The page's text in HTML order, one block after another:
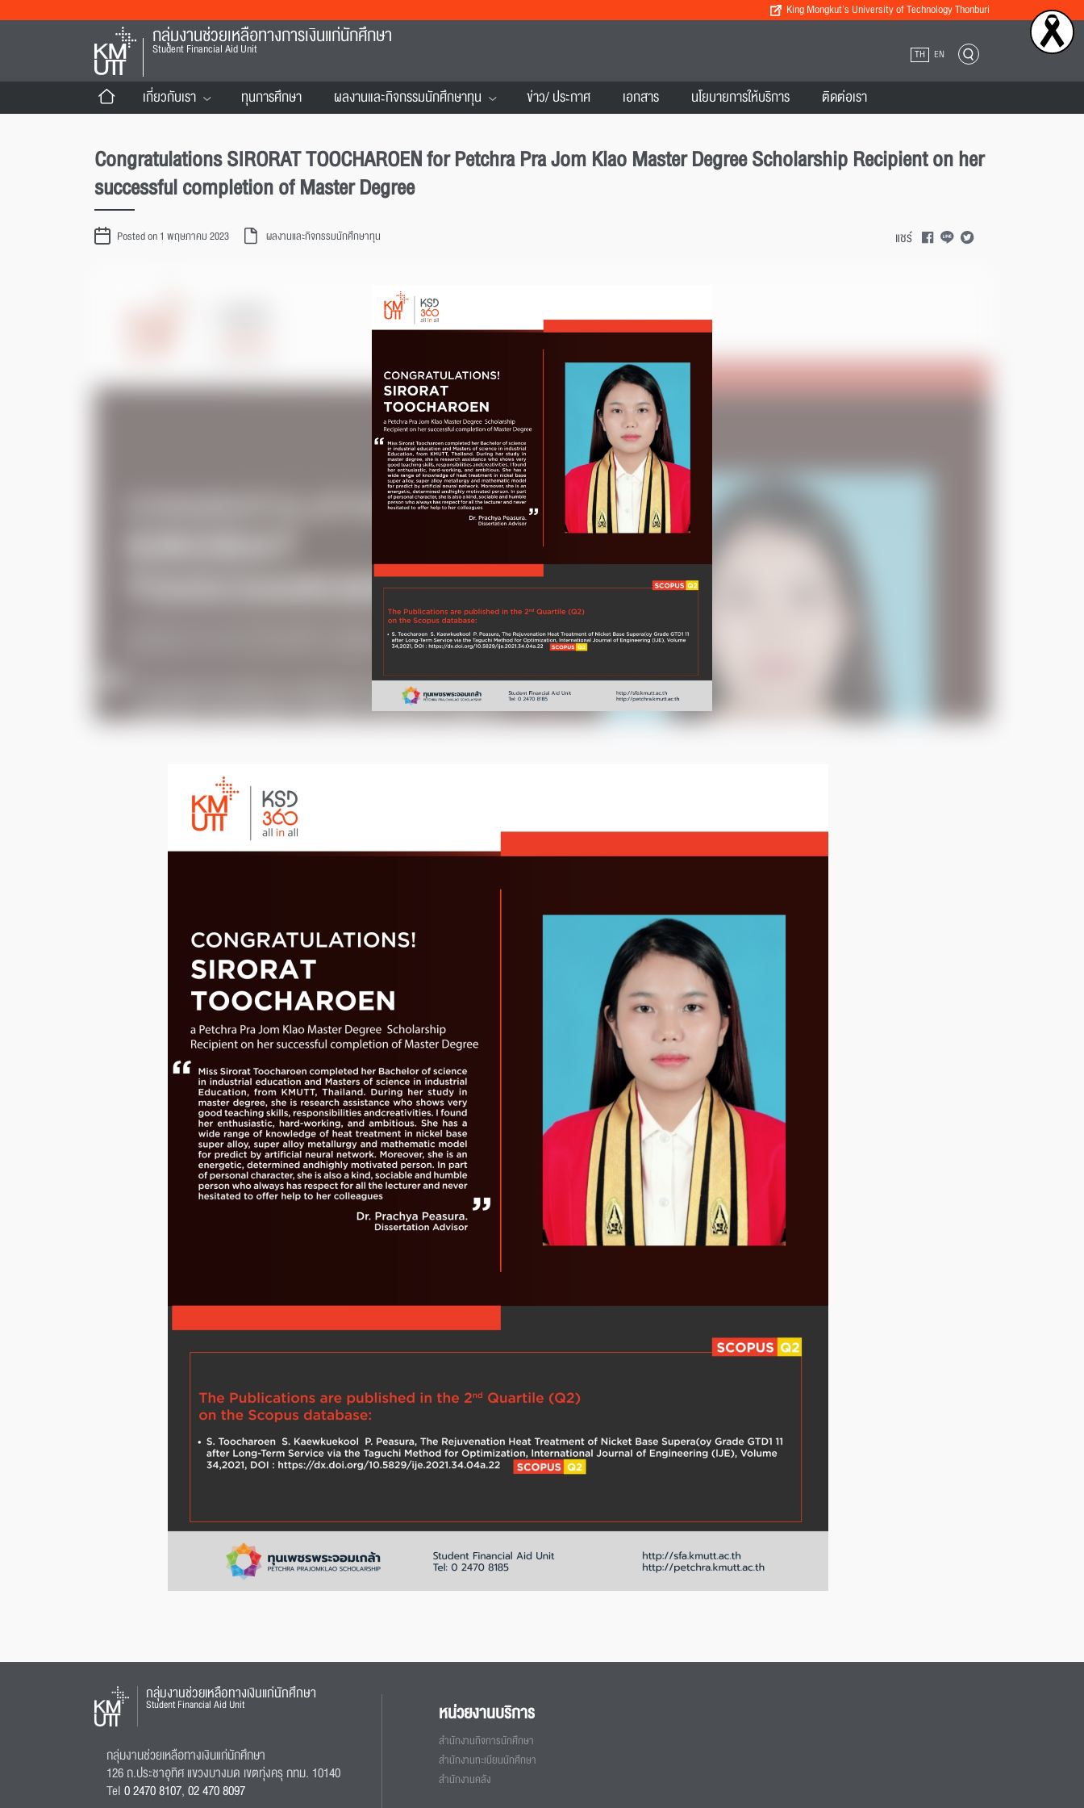
King Mongkut’s University of Technology Thonburi
กลุ่มงานช่วยเหลือทางการเงินแก่นักศึกษา
Student Financial Aid Unit TH EN
เกี่ยวกับเรา ทุนการศึกษา ผลงานและกิจกรรมนักศึกษาทุน ข่าว/ ประกาศ เอกสาร นโยบายการให้บริการ ติดต่อเรา
Congratulations SIRORAT TOOCHAROEN for Petchra Pra Jom Klao Master Degree Scholarship Recipient on her
successful completion of Master Degree
Posted on 1 พฤษภาคม 2023 ผลงานและกิจกรรมนักศึกษาทุน แชร์
กลุ่มงานช่วยเหลือทางเงินแก่นักศึกษา
Student Financial Aid Unit
กลุ่มงานช่วยเหลือทางเงินแก่นักศึกษา
126 ถ.ประชาอุทิศ แขวงบางมด เขตทุ่งครุ กทม. 10140
Tel0 2470 8107,02 470 8097
หน่วยงานบริการ
สำนักงานกิจการนักศึกษา
สำนักงานทะเบียนนักศึกษา
สำนักงานคลัง